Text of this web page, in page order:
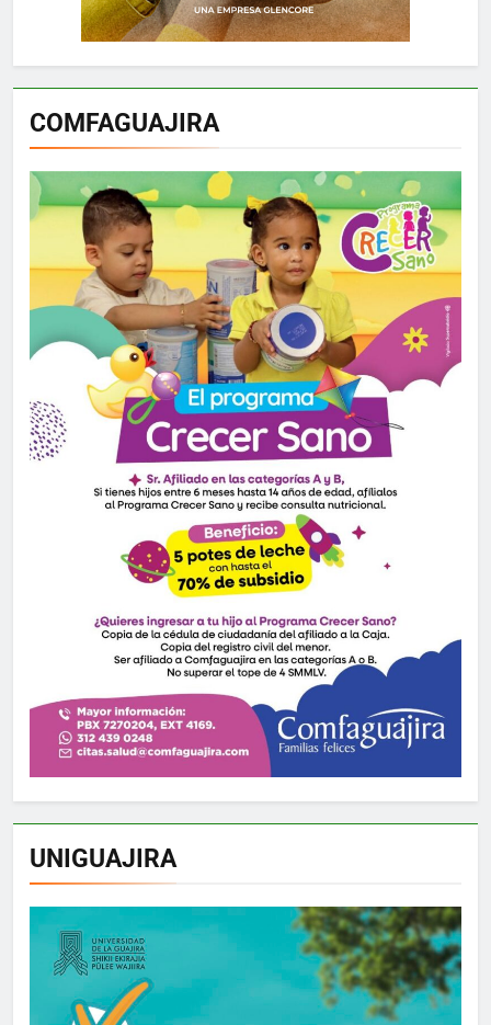
COMFAGUAJIRA
UNIGUAJIRA